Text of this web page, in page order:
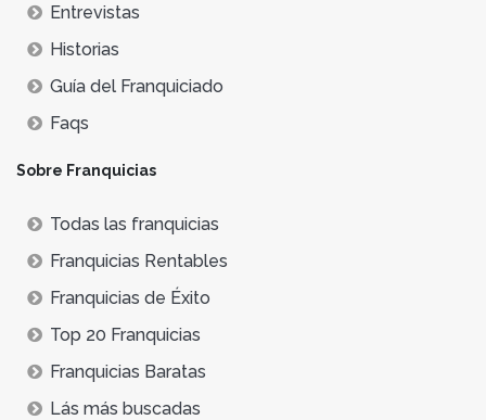
Entrevistas
Historias
Guía del Franquiciado
Faqs
Sobre Franquicias
Todas las franquicias
Franquicias Rentables
Franquicias de Éxito
Top 20 Franquicias
Franquicias Baratas
Lás más buscadas